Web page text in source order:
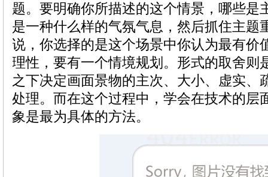
题。要明确你所描述的这个情景，哪些是
是一种什么样的气氛气息，然后抓住主题
说，你选择的是这个场景中你认为最有价
理性，要有一个情境规划。形式的取舍则
之下决定画面景物的主次、大小、虚实、
处理。而在这个过程中，学会在技术的层
象是最为具体的方法。